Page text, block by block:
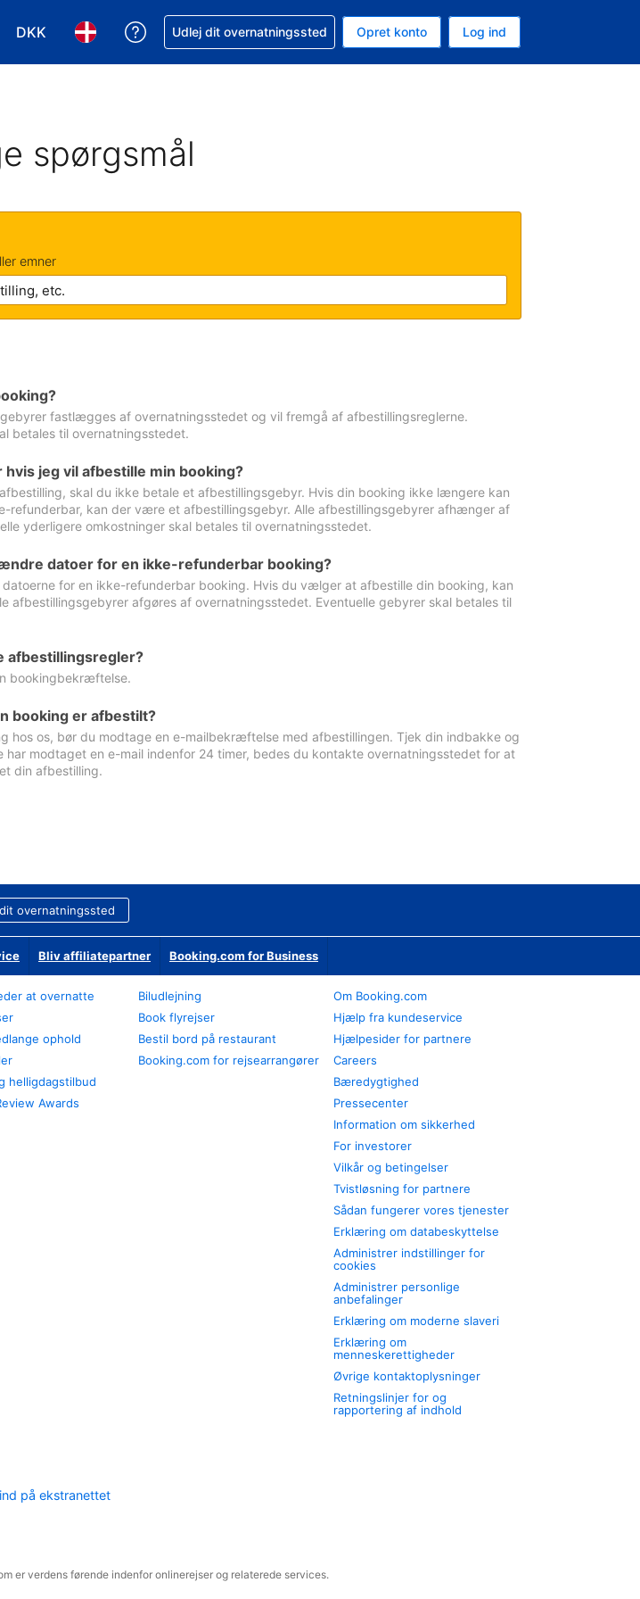
DKK
Vælg valuta. Din nuværende valuta er Danske kroner
Vælg sprog. Dit nuværende sprog er Dansk
Få hjælp til en booking
Udlej dit overnatningssted Opret konto Log ind
spørgsmål
emner
fastlægges af overnatningsstedet og vil fremgå af afbestillingsreglerne.
betales til overnatningsstedet.
hvis jeg vil afbestille min booking?
skal du ikke betale et afbestillingsgebyr. Hvis din booking ikke længere kan
refunderbar, kan der være et afbestillingsgebyr. Alle afbestillingsgebyrer afhænger af
yderligere omkostninger skal betales til overnatningsstedet.
datoer for en ikke-refunderbar booking?
for en ikke-refunderbar booking. Hvis du vælger at afbestille din booking, kan
afbestillingsgebyrer afgøres af overnatningsstedet. Eventuelle gebyrer skal betales til
afbestillingsregler?
bookingbekræftelse.
booking er afbestilt?
hos os, bør du modtage en e-mailbekræftelse med afbestillingen. Tjek din indbakke og
har modtaget en e-mail indenfor 24 timer, bedes du kontakte overnatningsstedet for at
din afbestilling.
overnatningssted
Bliv affiliatepartner Booking.com for Business
at overnatte
ophold
helligdagstilbud
Awards
Biludlejning
Book flyrejser
Bestil bord på restaurant
Booking.com for rejsearrangører
Om Booking.com
Hjælp fra kundeservice
Hjælpesider for partnere
Careers
Bæredygtighed
Pressecenter
Information om sikkerhed
For investorer
Vilkår og betingelser
Tvistløsning for partnere
Sådan fungerer vores tjenester
Erklæring om databeskyttelse
Administrer indstillinger for
cookies
Administrer personlige
anbefalinger
Erklæring om moderne slaveri
Erklæring om
menneskerettigheder
Øvrige kontaktoplysninger
Retningslinjer for og
rapportering af indhold
på ekstranettet
er verdens førende indenfor onlinerejser og relaterede services.